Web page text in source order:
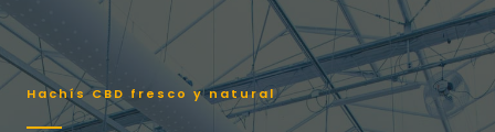
Hachís CBD fresco y natural